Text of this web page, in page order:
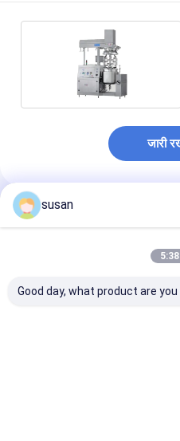
जारी
अनुशंसित उत्पाद
susan
Good day, what product are